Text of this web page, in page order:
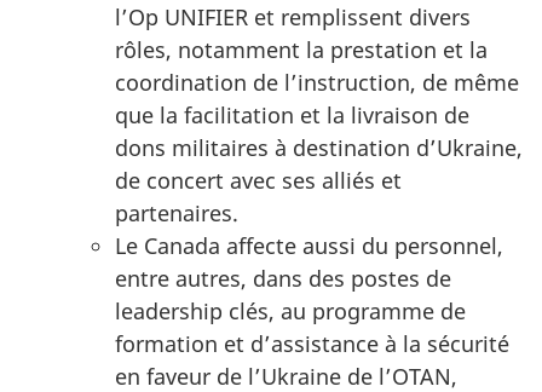
l’Op UNIFIER et remplissent divers
rôles, notamment la prestation et la
coordination de l’instruction, de même
que la facilitation et la livraison de
dons militaires à destination d’Ukraine,
de concert avec ses alliés et
partenaires.
Le Canada affecte aussi du personnel,
entre autres, dans des postes de
leadership clés, au programme de
formation et d’assistance à la sécurité
en faveur de l’Ukraine de l’OTAN,